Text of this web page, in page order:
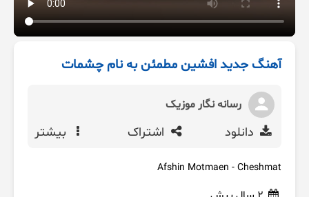
آهنگ جدید افشین مطمئن به نام چشمات
رسانه نگار موزیک
دانلود اشتراک بیشتر
Afshin Motmaen - Cheshmat